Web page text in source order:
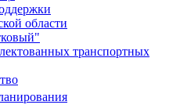
области
транспортных